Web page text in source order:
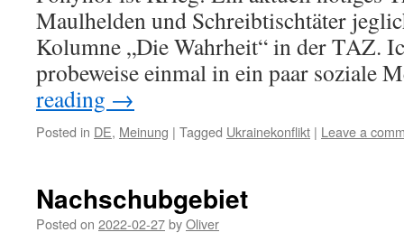
Maulhelden und Schreibtischtäter
Kolumne „Die Wahrheit“ in der TAZ.
probeweise einmal in ein paar soziale
reading →
Posted in DE, Meinung | Tagged Ukrainekonflikt | Leave a
Nachschubgebiet
Posted on 2022-02-27byOliver